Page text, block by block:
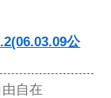
公
自在